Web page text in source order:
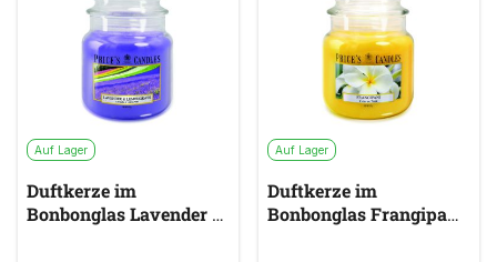
Auf Lager
Duftkerze im
Bonbonglas Lavender &
Auf Lager
Duftkerze im
Bonbonglas Frangipani